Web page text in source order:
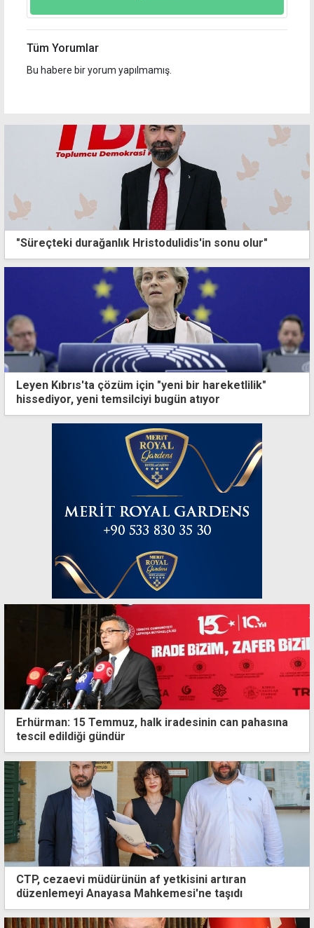
Tüm Yorumlar
Bu habere bir yorum yapılmamış.
"Süreçteki durağanlık Hristodulidis'in sonu olur"
Leyen Kıbrıs'ta çözüm için "yeni bir hareketlilik"
hissediyor, yeni temsilciyi bugün atıyor
Erhürman: 15 Temmuz, halk iradesinin can pahasına
tescil edildiği gündür
CTP, cezaevi müdürünün af yetkisini artıran
düzenlemeyi Anayasa Mahkemesi'ne taşıdı